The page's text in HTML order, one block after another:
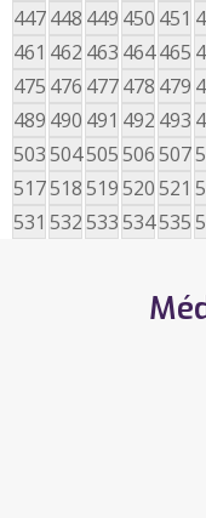
447448 449 450 451
461 462 463 464465
475 476 477478 479
489 490 491 492 493
503504505506507
517518519520521
531 532533534535